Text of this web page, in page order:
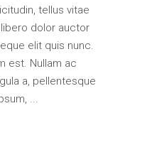
tellus vitae
dolor auctor
elit quis nunc.
est. Nullam ac
a, pellentesque